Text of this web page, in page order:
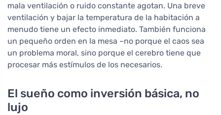
mala ventilación o ruido constante agotan. Una breve
ventilación y bajar la temperatura de la habitación a
menudo tiene un efecto inmediato. También funciona
un pequeño orden en la mesa –no porque el caos sea
un problema moral, sino porque el cerebro tiene que
procesar más estímulos de los necesarios.
El sueño como inversión básica, no
lujo